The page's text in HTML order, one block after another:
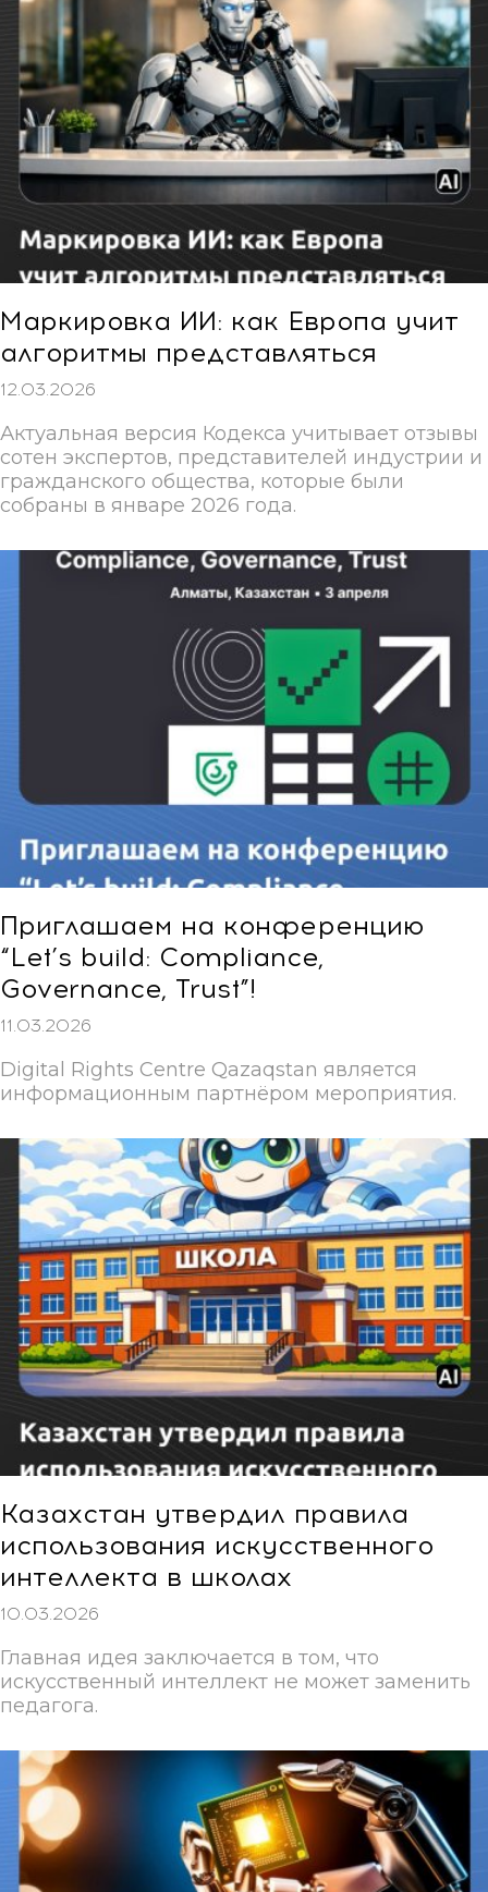
Маркировка ИИ: как Европа учит
алгоритмы представляться
12.03.2026
Актуальная версия Кодекса учитывает отзывы
сотен экспертов, представителей индустрии и
гражданского общества, которые были
собраны в январе 2026 года.
Приглашаем на конференцию
“Let’s build: Compliance,
Governance, Trust”!
11.03.2026
Digital Rights Centre Qazaqstan является
информационным партнёром мероприятия.
Казахстан утвердил правила
использования искусственного
интеллекта в школах
10.03.2026
Главная идея заключается в том, что
искусственный интеллект не может заменить
педагога.